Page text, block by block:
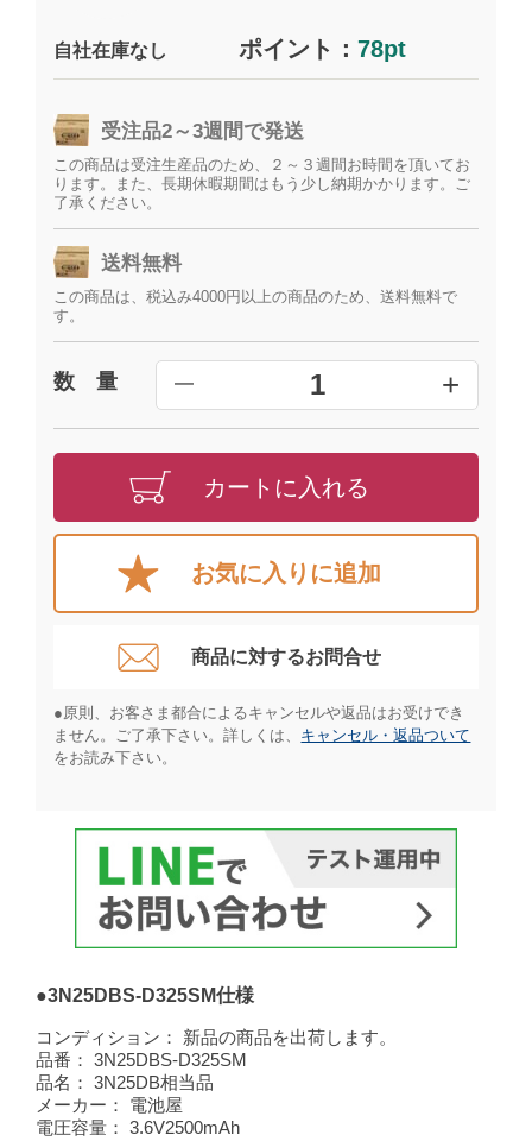
自社在庫なし ポイント：78pt
受注品2～3週間で発送
この商品は受注生産品のため、２～３週間お時間を頂いてお
ります。また、長期休暇期間はもう少し納期かかります。ご
了承ください。
送料無料
この商品は、税込み4000円以上の商品のため、送料無料で
す。
数 量 ━ 1 +
カートに入れる
お気に入りに追加
商品に対するお問合せ​
●原則、お客さま都合によるキャンセルや返品はお受けでき
ません。ご了承下さい。詳しくは、 キャンセル・返品ついて
をお読み下さい。​
●3N25DBS-D325SM仕様
コンディション：
新品の商品を出荷します。
品番：
3N25DBS-D325SM
品名：
3N25DB相当品
メーカー：
電池屋
電圧容量：
3.6V2500mAh